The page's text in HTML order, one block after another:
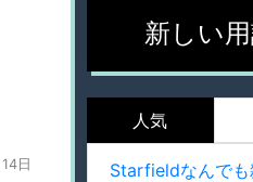
日
新しい
人気
Starfieldなんでも